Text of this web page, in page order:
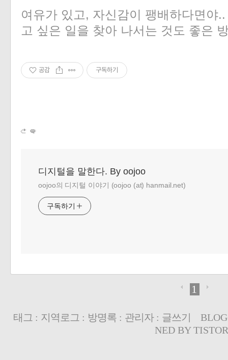
여유가 있고 , 자신감이 팽배하다면야
고 싶은 일을 찾아 나서는 것도 좋은
공감 구독하기
디지털을 말한다. By oojoo
oojoo의 디지털 이야기 (oojoo (at) hanmail.net)
구독하기
1
태그 : 지역로그 : 방명록: 관리자: 글쓰기
NED BY